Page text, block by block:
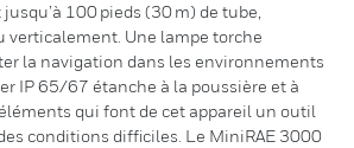
100 pieds (30 m) de tube,
verticalement. Une lampe torche
la navigation dans les environnements
IP 65/67 étanche à la poussière et à
qui font de cet appareil un outil
conditions difficiles. Le MiniRAE 3000